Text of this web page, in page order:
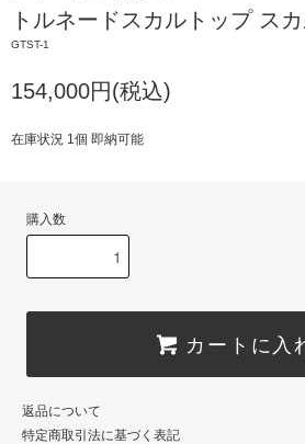
トルネードスカルトップ ス
GTST-1
154,000円(税込)
在庫状況 1個 即納可能
購入数
カートに入
返品について
特定商取引法に基づく表記